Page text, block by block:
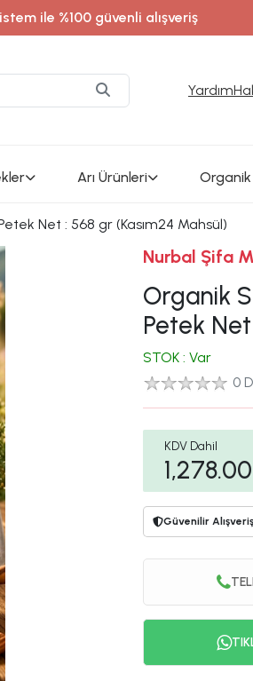
adresimizden en son güncel
Yardım
Arı Ürünleri
Net : 568 gr (Kasım24 Mahsül)
Nurbal Şifa
Organik
Petek
STOK : Var
0
KDV Dahil
1,278.00
Güvenilir Alışveriş